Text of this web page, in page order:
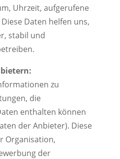
Uhrzeit, aufgerufene
Daten helfen uns,
stabil und
zu
die
enthalten können
der Anbieter). Diese
Organisation,
der